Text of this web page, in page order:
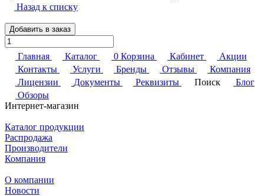
Назад к списку
Добавить в заказ
Главная Каталог 0 Корзина Кабинет
Акции
Контакты
Услуги Бренды Отзывы
Компания
Лицензии
Документы Реквизиты Поиск
Блог
Обзоры
Интернет-магазин
Каталог продукции
Распродажа
Производители
Компания
О компании
Новости